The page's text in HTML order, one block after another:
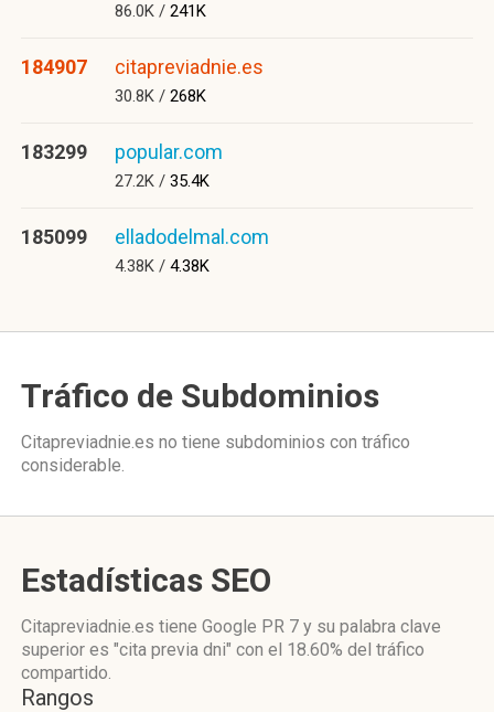
86.0K / 241K
184907 citapreviadnie.es
30.8K / 268K
183299 popular.com
27.2K / 35.4K
185099 elladodelmal.com
4.38K / 4.38K
Tráfico de Subdominios
Citapreviadnie.es no tiene subdominios con tráfico
considerable.
Estadísticas SEO
Citapreviadnie.es tiene Google PR 7 y su palabra clave
superior es "cita previa dni" con el 18.60% del tráfico
compartido.
Rangos